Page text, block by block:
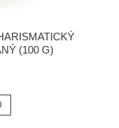
(100 G)